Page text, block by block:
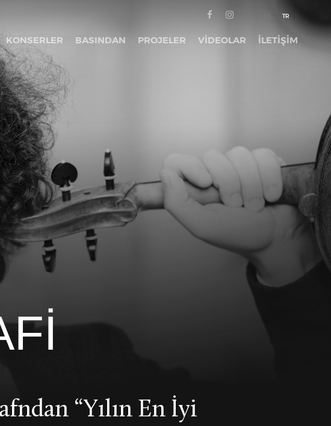
TR
KONSERLER BASINDAN PROJELER VİDEOLAR İLETİŞİM
“Yılın En İyi